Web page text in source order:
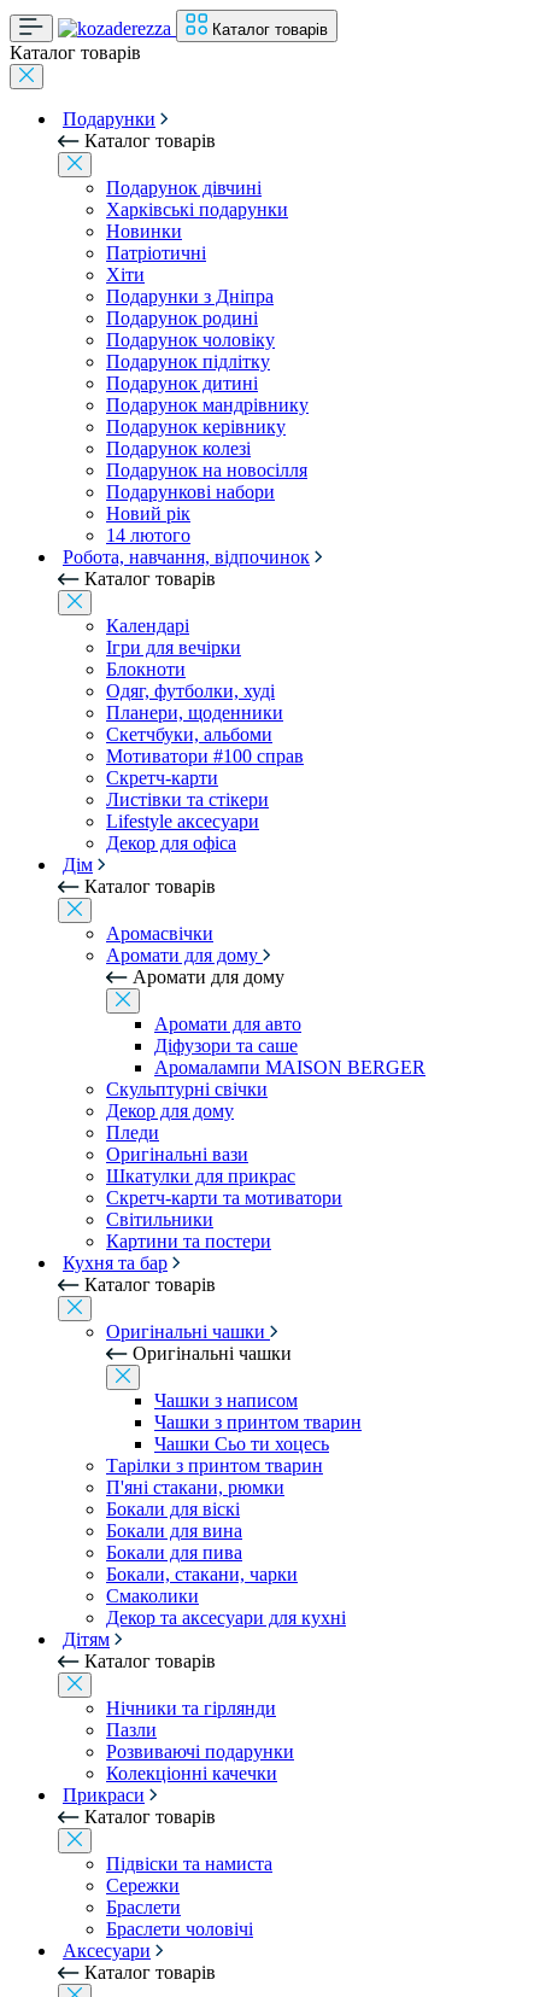
Каталог товарів
Каталог товарів
Подарунки
Каталог товарів
Подарунок дівчині
Харківські подарунки
Новинки
Патріотичні
Хіти
Подарунки з Дніпра
Подарунок родині
Подарунок чоловіку
Подарунок підлітку
Подарунок дитині
Подарунок мандрівнику
Подарунок керівнику
Подарунок колезі
Подарунок на новосілля
Подарункові набори
Новий рік
14 лютого
Робота, навчання, відпочинок
Каталог товарів
Календарі
Ігри для вечірки
Блокноти
Одяг, футболки, худі
Планери, щоденники
Скетчбуки, альбоми
Мотиватори #100 справ
Скретч-карти
Листівки та стікери
Lifestyle аксесуари
Декор для офіса
Дім
Каталог товарів
Аромасвічки
Аромати для дому
Аромати для дому
Аромати для авто
Діфузори та саше
Аромалампи MAISON BERGER
Скульптурні свічки
Декор для дому
Пледи
Оригінальні вази
Шкатулки для прикрас
Скретч-карти та мотиватори
Світильники
Картини та постери
Кухня та бар
Каталог товарів
Оригінальні чашки
Оригінальні чашки
Чашки з написом
Чашки з принтом тварин
Чашки Сьо ти хоцесь
Тарілки з принтом тварин
П'яні стакани, рюмки
Бокали для віскі
Бокали для вина
Бокали для пива
Бокали, стакани, чарки
Смаколики
Декор та аксесуари для кухні
Дітям
Каталог товарів
Нічники та гірлянди
Пазли
Розвиваючі подарунки
Колекціонні качечки
Прикраси
Каталог товарів
Підвіски та намиста
Сережки
Браслети
Браслети чоловічі
Аксесуари
Каталог товарів